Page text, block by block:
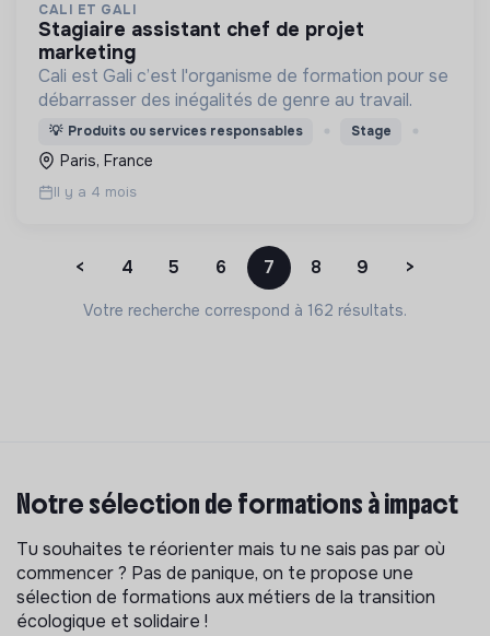
CALI ET GALI
stagiaire assistant chef de projet
marketing
Cali est Gali c’est l'organisme de formation pour se
débarrasser des inégalités de genre au travail.
💡 Produits ou services responsables Stage
Paris, France
Il y a 4 mois
< 4 5 6 7 8 9 >
Votre recherche correspond à 162 résultats.
Notre sélection de formations à impact
Tu souhaites te réorienter mais tu ne sais pas par où
commencer ? Pas de panique, on te propose une
sélection de formations aux métiers de la transition
écologique et solidaire !